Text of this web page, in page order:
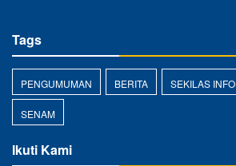
Tags
PENGUMUMAN BERITA SEKILAS INFO
SENAM
Ikuti Kami